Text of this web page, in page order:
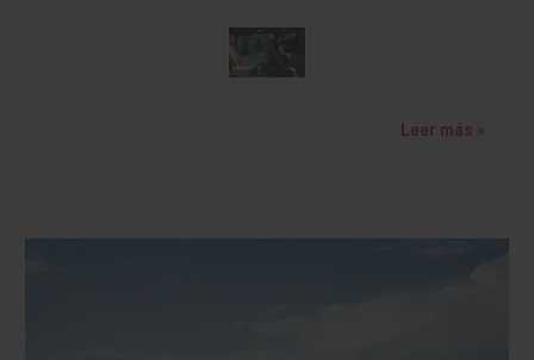
Leer más »